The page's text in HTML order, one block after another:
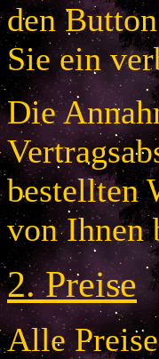
den
Sie ein
Die
bestellten
von Ihnen
2.Preise
Alle